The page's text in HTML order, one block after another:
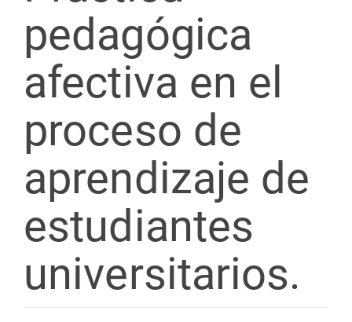
pedagógica
afectiva en el
proceso de
aprendizaje de
estudiantes
universitarios.